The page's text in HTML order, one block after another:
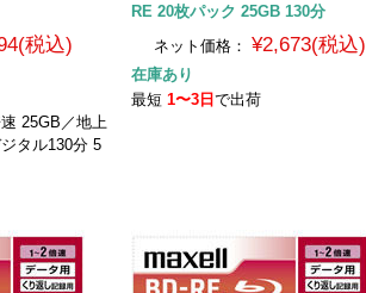
税込)
25GB／地上
タル130分 5
RE 20枚パック 25GB 130分
ネット価格：
¥2,673(税込)
在庫あり
最短1〜3日で出荷